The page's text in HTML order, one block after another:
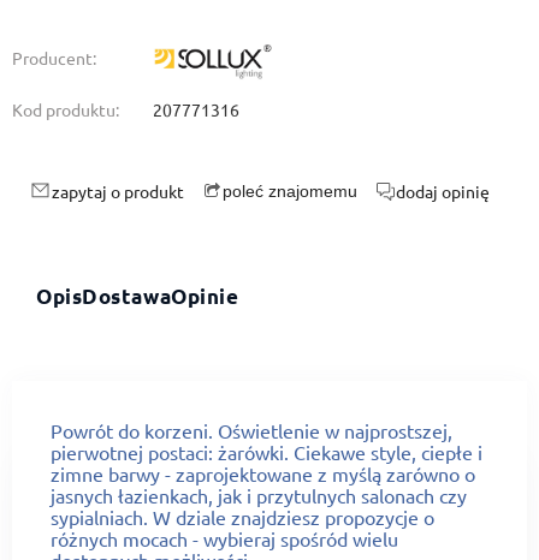
Producent:
Kod produktu: 207771316
zapytaj o produkt poleć znajomemu dodaj opinię
OpisDostawaOpinie
Powrót do korzeni. Oświetlenie w najprostszej,
pierwotnej postaci: żarówki. Ciekawe style, ciepłe i
zimne barwy - zaprojektowane z myślą zarówno o
jasnych łazienkach, jak i przytulnych salonach czy
sypialniach. W dziale znajdziesz propozycje o
różnych mocach - wybieraj spośród wielu